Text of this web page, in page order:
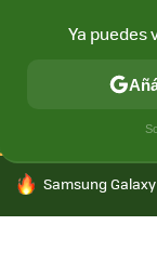
CONECTIVIDAD
HOY SE HABLA
Samsung
Ya puedes